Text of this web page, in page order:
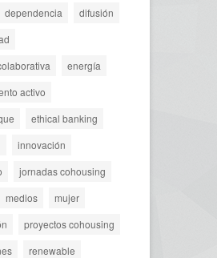
dependencia
difusión
energía
activo
ethical banking
innovación
jornadas cohousing
medios
mujer
proyectos cohousing
renewable